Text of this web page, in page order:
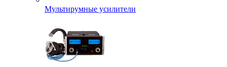
Мультирумные усилители